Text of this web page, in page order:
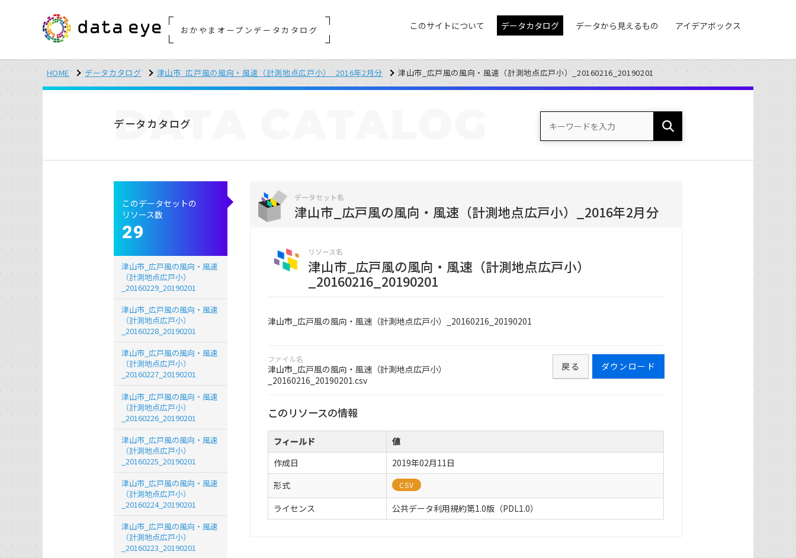
おかやまオープンデータカタログ このサイトについて データカタログ データから見えるもの アイデアボックス
HOME データカタログ 津山市_広戸風の風向・風速（計測地点広戸小）_2016年2月分 津山市_広戸風の風向・風速（計測地点広戸小）_20160216_20190201
データカタログ
DATA
データセット名
津山市_広戸風の風向・風速（計測地点広戸小）_2016年2月分
リソース名
津山市_広戸風の風向・風速（計測地点広戸小）
_20160216_20190201
津山市_広戸風の風向・風速（計測地点広戸小）_20160216_20190201
ファイル名
津山市_広戸風の風向・風速（計測地点広戸小）
_20160216_20190201.csv
ダウンロード
戻る
このリソースの情報
フィールド
値
作成日
2019年02月11日
形式
CSV
ライセンス 公共データ利用規約第1.0版（PDL1.0）
このデータセットの
リソース数
29
津山市_広戸風の風向・風速
（計測地点広戸小）
_20160229_20190201
津山市_広戸風の風向・風速
（計測地点広戸小）
_20160228_20190201
津山市_広戸風の風向・風速
（計測地点広戸小）
_20160227_20190201
津山市_広戸風の風向・風速
（計測地点広戸小）
_20160226_20190201
津山市_広戸風の風向・風速
（計測地点広戸小）
_20160225_20190201
津山市_広戸風の風向・風速
（計測地点広戸小）
_20160224_20190201
津山市_広戸風の風向・風速
（計測地点広戸小）
_20160223_20190201